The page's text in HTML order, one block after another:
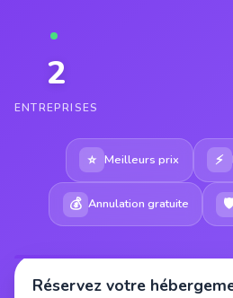
2
ENTREPRISES
⭐ Meilleurs prix ⚡
💰 Annulation gratuite
Réservez votre